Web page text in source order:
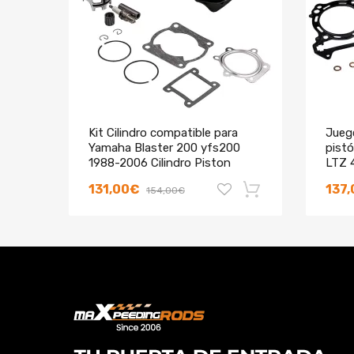
* La tabla de compatibilidad es solo para
* La instalación profesional es muy recomendable
* Para cualquier necesidad contáctenos
Kit Cilindro compatible para
Yamaha Blaster 200 yfs200
1988-2006 Cilindro Piston
131,00€ 154,00€
LTZ
-10%